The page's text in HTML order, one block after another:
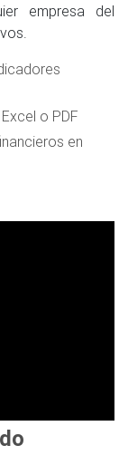
empresa del
o PDF
en